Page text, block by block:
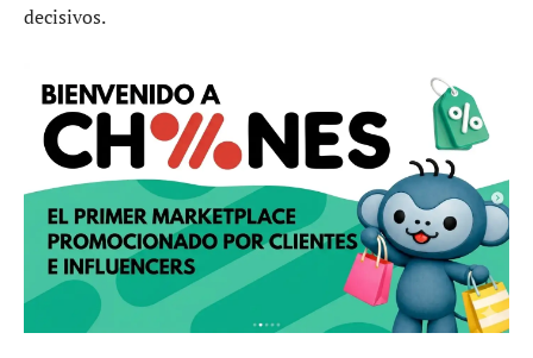
decisivos.